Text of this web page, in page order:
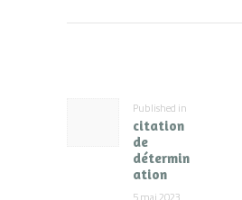
Published in
citation
de
détermin
ation
5 mai 2023